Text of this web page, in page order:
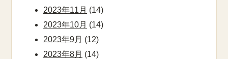
2023年11月 (14)
2023年10月 (14)
2023年9月 (12)
2023年8月 (14)